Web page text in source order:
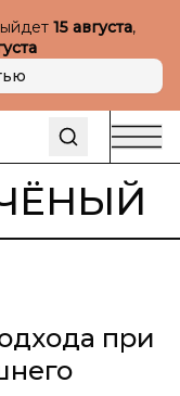
15 августа,
при